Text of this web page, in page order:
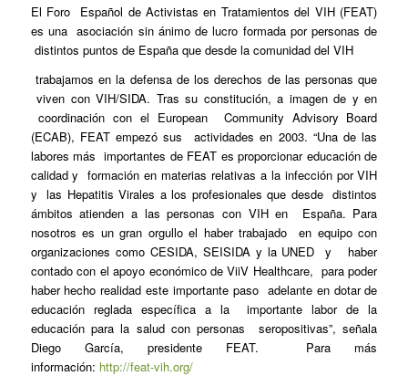
El Foro Español de Activistas en Tratamientos del VIH (FEAT)
es una asociación sin ánimo de lucro formada por personas de
distintos puntos de España que desde la comunidad del VIH
trabajamos en la defensa de los derechos de las personas que
viven con VIH/SIDA. Tras su constitución, a imagen de y en
coordinación con el European Community Advisory Board
(ECAB), FEAT empezó sus actividades en 2003. “Una de las
labores más importantes de FEAT es proporcionar educación de
calidad y formación en materias relativas a la infección por VIH
y las Hepatitis Virales a los profesionales que desde distintos
ámbitos atienden a las personas con VIH en España. Para
nosotros es un gran orgullo el haber trabajado en equipo con
organizaciones como CESIDA, SEISIDA y la UNED y haber
contado con el apoyo económico de ViiV Healthcare, para poder
haber hecho realidad este importante paso adelante en dotar de
educación reglada específica a la importante labor de la
educación para la salud con personas seropositivas”, señala
Diego García, presidente FEAT. Para más
información: http://feat-vih.org/